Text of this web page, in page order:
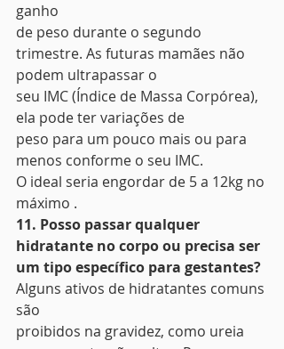
ganho
de peso durante o segundo
trimestre. As futuras mamães não
podem ultrapassar o
seu IMC (Índice de Massa Corpórea),
ela pode ter variações de
peso para um pouco mais ou para
menos conforme o seu IMC.
O ideal seria engordar de 5 a 12kg no
máximo .
11. Posso passar qualquer
hidratante no corpo ou precisa ser
um tipo específico para gestantes?
Alguns ativos de hidratantes comuns
são
proibidos na gravidez, como ureia